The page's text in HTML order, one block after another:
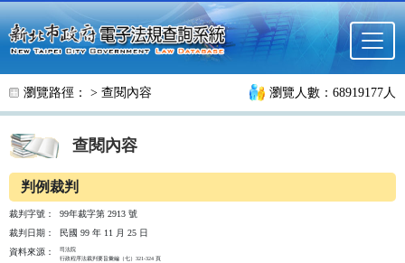
跳至主要內容
瀏覽路徑： > 查閱內容 瀏覽人數：68919177人
查閱內容
判例裁判
裁判字號：
99年裁字第 2913 號
裁判日期：
民國 99 年 11 月 25 日
資料來源：
司法院
行政程序法裁判要旨彙編（七）321-324 頁